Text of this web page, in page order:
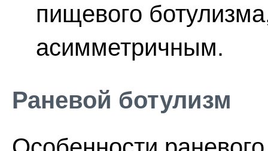
пищевого
асимметричным.
Раневой ботулизм